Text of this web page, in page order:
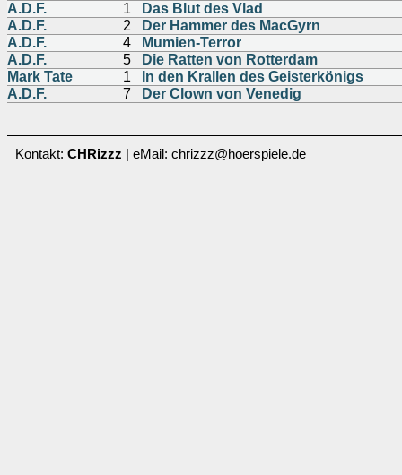
A.D.F.
1
Das Blut des Vlad
A.D.F.
2
Der Hammer des MacGyrn
A.D.F.
4
Mumien-Terror
A.D.F.
5
Die Ratten von Rotterdam
Mark Tate
1
In den Krallen des Geisterkönigs
A.D.F.
7 Der Clown von Venedig
Kontakt: CHRizzz | eMail: chrizzz@hoerspiele.de